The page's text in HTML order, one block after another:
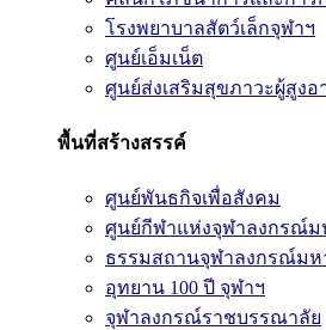
โรงพยาบาลสัตว์เล็กจุฬาฯ
ศูนย์เอ็มเน็ต
ศูนย์ส่งเสริมสุขภาวะผู้สูงอ
พื้นที่สร้างสรรค์
ศูนย์พันธกิจเพื่อสังคม
ศูนย์กีฬาแห่งจุฬาลงกรณ์ม
ธรรมสถานจุฬาลงกรณ์มห
อุทยาน 100 ปี จุฬาฯ
จุฬาลงกรณ์ราชบรรณาลัย